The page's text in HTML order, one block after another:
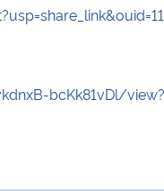
bcKk81vDl/